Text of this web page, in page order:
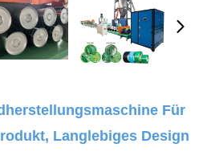
Für
Langlebiges Design